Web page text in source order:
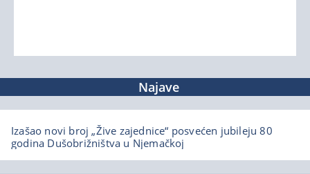
Najave
Izašao novi broj „Žive zajednice“ posvećen jubileju 80
godina Dušobrižništva u Njemačkoj